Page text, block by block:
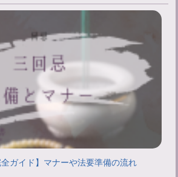
全ガイド】マナーや法要準備の流れ